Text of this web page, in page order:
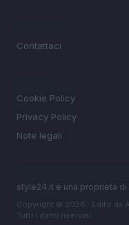
Contattaci
Cookie Policy
Privacy Policy
Note legali
style24.it è una proprietà
Copyright © 2026 · Edito da
Tutti i diritti riservati